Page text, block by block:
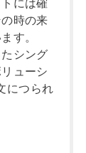
には確
時の来
す。
シング
ューシ
につられ